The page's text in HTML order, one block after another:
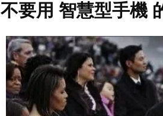
不要用 智慧型手機